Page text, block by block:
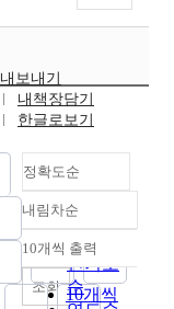
내보내기
내책장담기
한글로보기
정확도순
정확도
순
인기도
순
내림차순
내림차순
10개씩 출력
10개씩
조회